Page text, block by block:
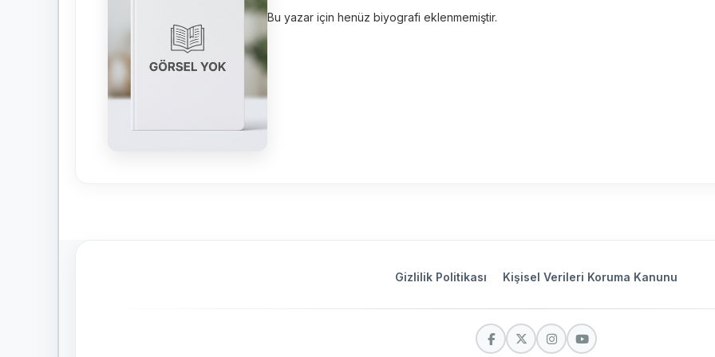
Bu yazar için henüz biyografi eklenmemiştir.
Gizlilik Politikası Kişisel Verileri Koruma Kanunu